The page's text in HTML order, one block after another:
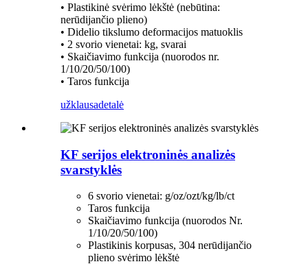
• Plastikinė svėrimo lėkštė (nebūtina:
nerūdijančio plieno)
• Didelio tikslumo deformacijos matuoklis
• 2 svorio vienetai: kg, svarai
• Skaičiavimo funkcija (nuorodos nr.
1/10/20/50/100)
• Taros funkcija
užklausadetalė
KF serijos elektroninės analizės
svarstyklės
6 svorio vienetai: g/oz/ozt/kg/lb/ct
Taros funkcija
Skaičiavimo funkcija (nuorodos Nr.
1/10/20/50/100)
Plastikinis korpusas, 304 nerūdijančio
plieno svėrimo lėkštė